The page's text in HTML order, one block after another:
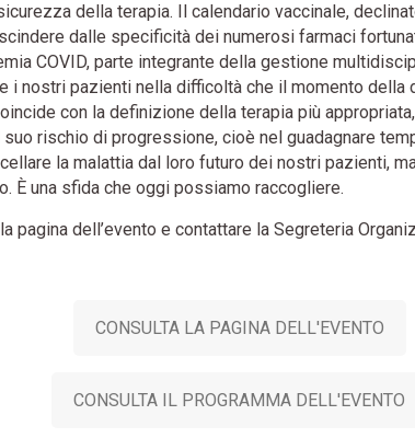
della terapia. Il calendario vaccinale,
dalle specificità dei numerosi farmaci
COVID, parte integrante della gestione
i nostri pazienti nella difficoltà che il momento della
con la definizione della terapia più
rischio di progressione, cioè nel guadagnare
la malattia dal loro futuro dei nostri pazienti,
È una sfida che oggi possiamo raccogliere.
pagina dell’evento e contattare la Segreteria
CONSULTA LA PAGINA DELL'EVENTO
CONSULTA IL PROGRAMMA DELL'EVENTO